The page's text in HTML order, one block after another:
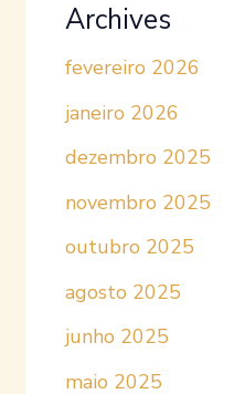
Archives
fevereiro 2026
janeiro 2026
dezembro 2025
novembro 2025
outubro 2025
agosto 2025
junho 2025
maio 2025